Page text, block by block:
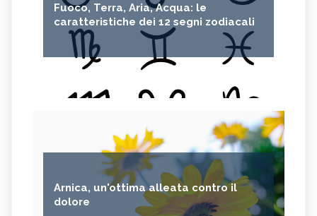
Fuoco, Terra, Aria, Acqua: le
caratteristiche dei 12 segni zodiacali
Arnica, un'ottima alleata contro il
dolore